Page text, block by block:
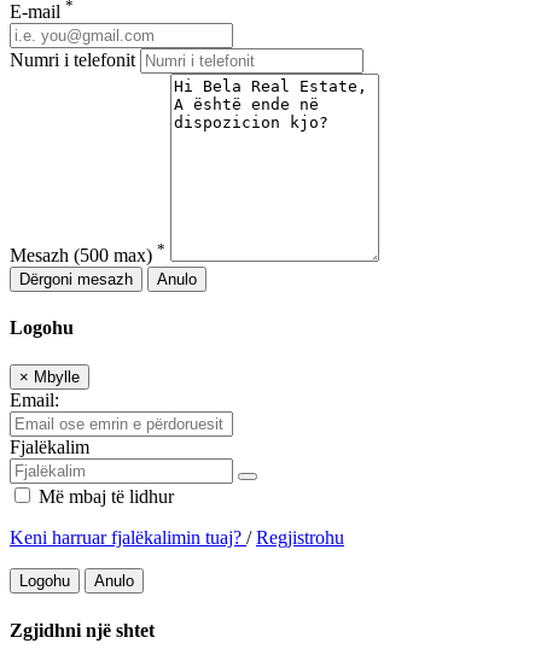
E-mail *
Numri i telefonit
Mesazh (500 max) *
Dërgoni mesazh
Anulo
Logohu
× Mbylle
Email:
Fjalëkalim
Më mbaj të lidhur
Keni harruar fjalëkalimin tuaj? /Regjistrohu
Logohu Anulo
Zgjidhni një shtet